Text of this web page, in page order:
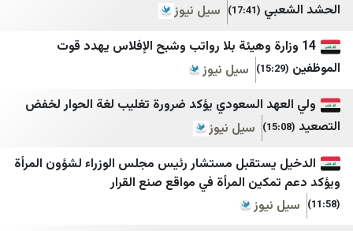
Iran Herald
Iran Times
ANA
IRANA
اقتصاد نیوز
خبرگزاری تسنیم
خبرگزاری صدا و سیم
خبرگزاری فارس
قناة الساحات
الثورة نت
سبتمبر نت
وكالة الصحافة اليمنية
(17:41)
سيل نيوز
وهيئة بلا رواتب وشبح الإفلاس يهدد قوت
سيل نيوز
السعودي يؤكد ضرورة تغليب لغة الحوار لخفض
سيل نيوز
مستشار رئيس مجلس الوزراء لشؤون المرأة
المرأة في مواقع صنع القرار